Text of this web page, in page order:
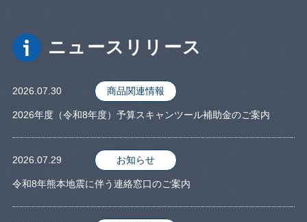
ニュースリリース
2026.07.30 商品関連情報
2026年度（令和8年度）予算スキャンツール補助金のご案内
2026.07.29 お知らせ
令和8年熊本地震に伴う連絡窓口のご案内